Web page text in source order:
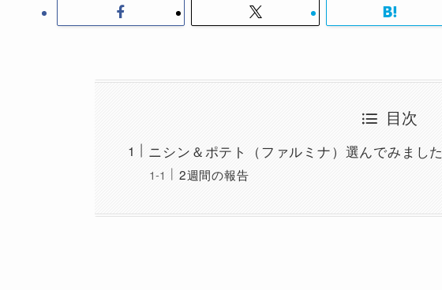
目次
ニシン＆ポテト（ファルミナ）選んでみました
2週間の報告